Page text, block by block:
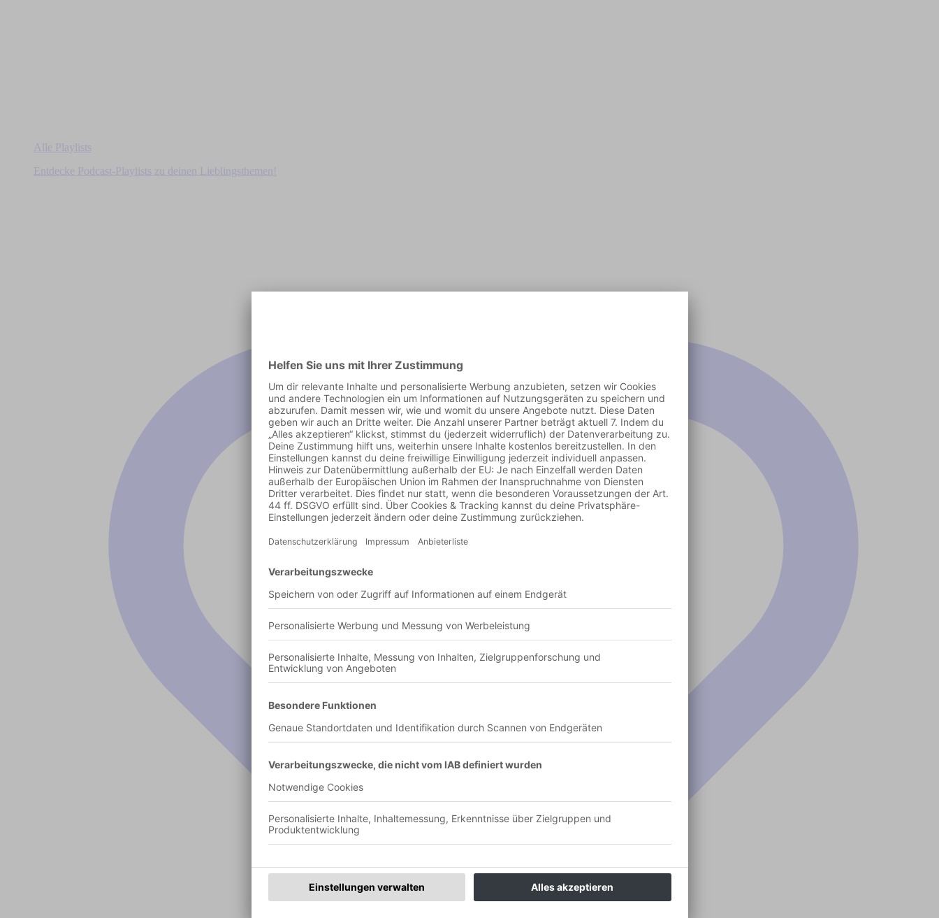
Alle Playlists
Entdecke Podcast-Playlists zu deinen Lieblingsthemen!